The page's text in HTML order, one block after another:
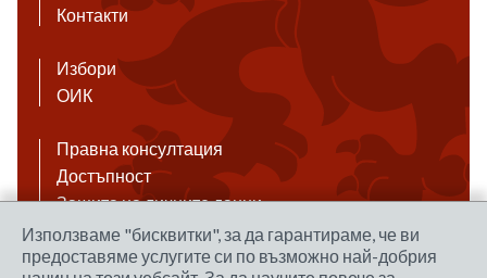
Контакти
Избори
ОИК
Правна консултация
Достъпност
Защита на личните данни
Антикорупция
Връзки
Използваме "бисквитки", за да гарантираме, че ви
предоставяме услугите си по възможно най-добрия